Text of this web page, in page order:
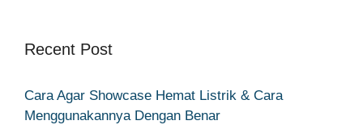
Recent Post
Cara Agar Showcase Hemat Listrik & Cara
Menggunakannya Dengan Benar